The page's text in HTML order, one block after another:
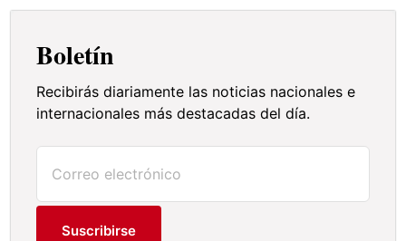
Boletín
Recibirás diariamente las noticias nacionales e
internacionales más destacadas del día.
Suscribirse